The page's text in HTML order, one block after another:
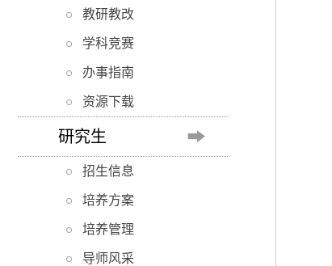
教研教改
学科竞赛
办事指南
资源下载
研究生
招生信息
培养方案
培养管理
导师风采